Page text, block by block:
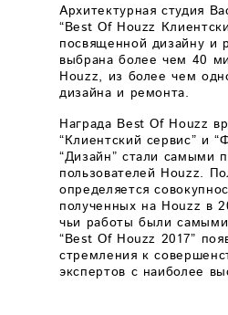
Архитектурная студия
“Best Of Houzz
посвященной дизайну и
выбрана более чем 40
Houzz, из более чем
дизайна и ремонта.
Награда Best Of Houzz
“Клиентский сервис” и
“Дизайн” стали самыми
пользователей Houzz.
определяется
полученных на Houzz в
чьи работы были
“Best Of Houzz 2017”
стремления к
экспертов с наиболее